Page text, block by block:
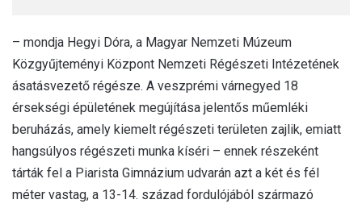
– mondja Hegyi Dóra, a Magyar Nemzeti Múzeum
Közgyűjteményi Központ Nemzeti Régészeti Intézetének
ásatásvezető régésze. A veszprémi várnegyed 18
érsekségi épületének megújítása jelentős műemléki
beruházás, amely kiemelt régészeti területen zajlik, emiatt
hangsúlyos régészeti munka kíséri – ennek részeként
tárták fel a Piarista Gimnázium udvarán azt a két és fél
méter vastag, a 13-14. század fordulójából származó